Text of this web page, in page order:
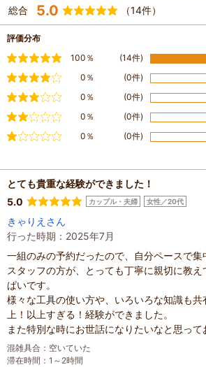
総合 5.0 （14件）
評価分布
満足
100％ (14件)
やや満足
0％ (0件)
普通0％ (0件)
やや不満
0％ (0件)
不満0％
(0件)
とても貴重な経験ができました！
5.0
カップル・夫婦 女性／20代
きゃりえさん
行った時期：2025年7月
一組のみの予約だったので、自分ペースで集
スタッフの方が、とっても丁寧に親切に教
ぱいです。
様々な工具の使い方や、いろいろな知識も共
上！以上すぎる！経験ができました。
また特別な時にお世話になりたいなと思って
混雑具合 ： 空いていた
滞在時間 ： 1～2時間